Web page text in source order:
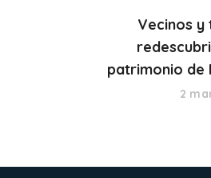
Vecinos y
patrimonio de
2